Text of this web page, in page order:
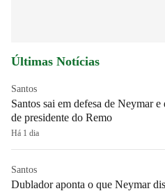
Últimas Notícias
Santos
Santos sai em defesa de Neymar e
de presidente do Remo
Há 1 dia
Santos
Dublador aponta o que Neymar